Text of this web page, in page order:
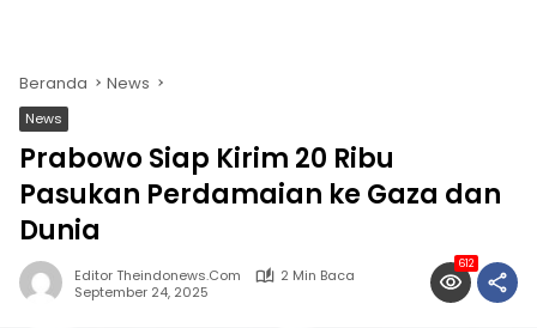
Beranda News
News
Prabowo Siap Kirim 20 Ribu
Pasukan Perdamaian ke Gaza dan
Dunia
Editor Theindonews.com
2 Min Baca
September 24, 2025
612